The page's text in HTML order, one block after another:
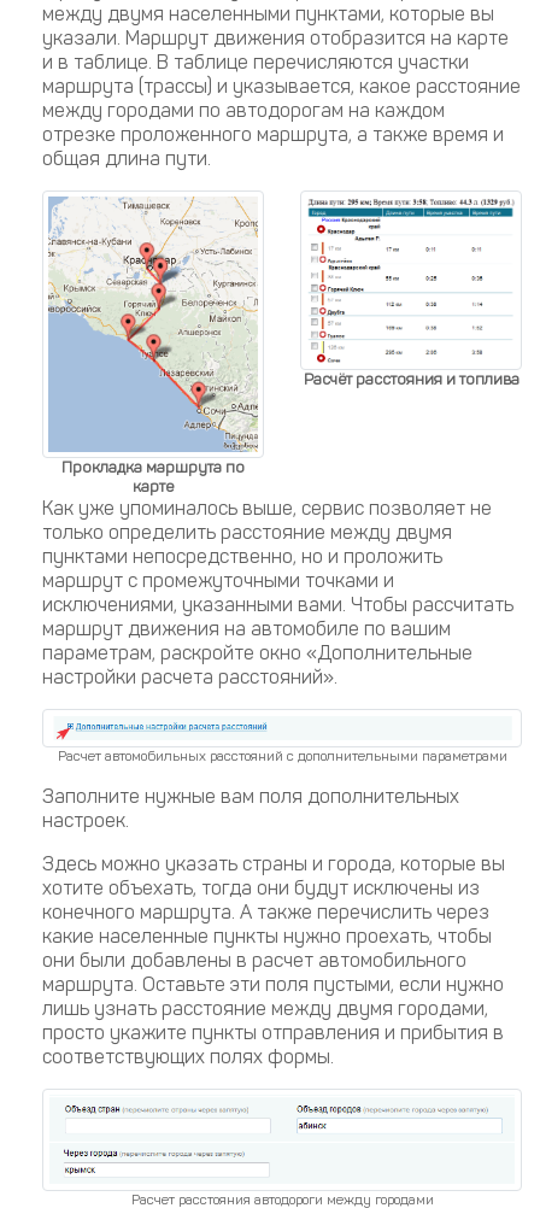
между двумя населенными пунктами, которые вы
указали. Маршрут движения отобразится на карте
и в таблице. В таблице перечисляются участки
маршрута (трассы) и указывается, какое расстояние
между городами по автодорогам на каждом
отрезке проложенного маршрута, а также время и
общая длина пути.
Прокладка маршрута по
карте
Расчёт расстояния и топлива
Как уже упоминалось выше, сервис позволяет не
только определить расстояние между двумя
пунктами непосредственно, но и проложить
маршрут с промежуточными точками и
исключениями, указанными вами. Чтобы рассчитать
маршрут движения на автомобиле по вашим
параметрам, раскройте окно «Дополнительные
настройки расчета расстояний».
Расчет автомобильных расстояний с дополнительными параметрами
Заполните нужные вам поля дополнительных
настроек.
Здесь можно указать страны и города, которые вы
хотите объехать, тогда они будут исключены из
конечного маршрута. А также перечислить через
какие населенные пункты нужно проехать, чтобы
они были добавлены в расчет автомобильного
маршрута. Оставьте эти поля пустыми, если нужно
лишь узнать расстояние между двумя городами,
просто укажите пункты отправления и прибытия в
соответствующих полях формы.
Расчет расстояния автодороги между городами